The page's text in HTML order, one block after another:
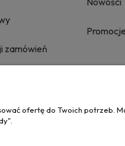
zamówień
Promocje
ofertę do Twoich potrzeb.